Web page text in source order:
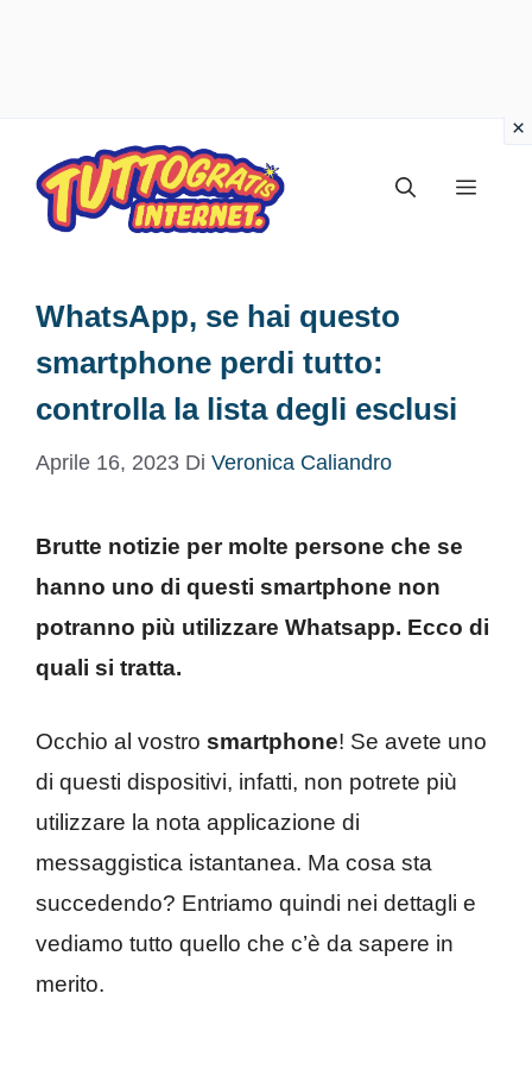
contenuto
Menu
WhatsApp, se hai questo
smartphone perdi tutto:
controlla la lista degli esclusi
Aprile 16, 2023 Di Veronica Caliandro
Brutte notizie per molte persone che se
hanno uno di questi smartphone non
potranno più utilizzare Whatsapp. Ecco di
quali si tratta.
Occhio al vostro smartphone! Se avete uno
di questi dispositivi, infatti, non potrete più
utilizzare la nota applicazione di
messaggistica istantanea. Ma cosa sta
succedendo? Entriamo quindi nei dettagli e
vediamo tutto quello che c’è da sapere in
merito.